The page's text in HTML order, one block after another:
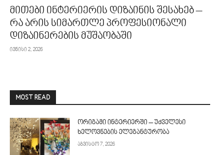
მითები ინტერიერის დიზაინის შესახებ –
რა არის სიმართლე პროფესიონალი
დიზაინერების მუშაობაში
ივნისი 2, 2026
MOST READ
ორიგამი ინტერიერში – უძველესი
ხელოვნების ელეგანტურობა
აგვისტო 7, 2026